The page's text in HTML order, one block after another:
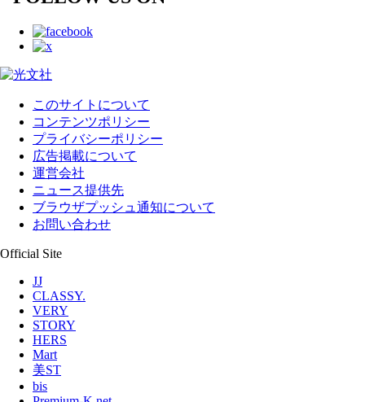
このサイトについて
コンテンツポリシー
プライバシーポリシー
広告掲載について
運営会社
ニュース提供先
ブラウザプッシュ通知について
お問い合わせ
Official Site
JJ
CLASSY.
VERY
STORY
HERS
Mart
美ST
bis